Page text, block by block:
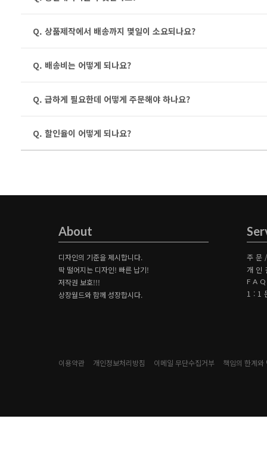
Q. 상품제작에서 배송까지 몇일이 소요되나요?
Q. 배송비는 어떻게 되나요?
Q. 급하게 필요한데 어떻게 주문해야 하나요?
Q. 할인율이 어떻게 되나요?
About
디자인의 기준을 제시합니다.
딱 떨어지는 디자인! 빠른 납기!
저작권 보호!!!
상장월드와 함께 성장합시다.
주
개인
1:1
이용약관 개인정보처리방침 이메일 무단수집거부 책임의 한계와